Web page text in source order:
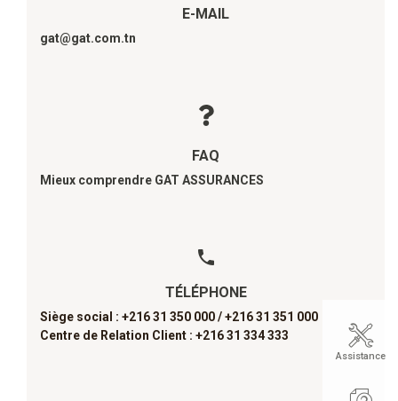
E-MAIL
gat@gat.com.tn
FAQ
Mieux comprendre GAT ASSURANCES
TÉLÉPHONE
Siège social : +216 31 350 000 /+216 31 351 000
Centre de Relation Client : +216 31 334 333
Assistance